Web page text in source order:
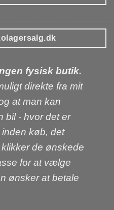
fysisk butik.
direkte fra mit
at man kan
bil - hvor det er
køb, det
de ønskede
for at vælge
ønsker at betale